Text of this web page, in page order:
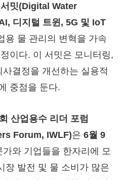
밋(Digital Water
디지털 트윈, 5G 및 IoT
용 물 관리의 변혁을 가속
이다. 이 서밋은 모니터링,
결정을 개선하는 실용적
중점을 둔다.
산업용수 리더 포럼
Forum, IWLF)은 6월 9
와 기업들을 한자리에 모
장 발전 및 물 소비가 많은